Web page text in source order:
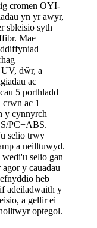
cromen OYI-
yn yr awyr,
sbleisio syth
Mae
dŵr, a
ac
5 porthladd
crwn ac 1
y cynnyrch
PC+ABS.
selio trwy
a neilltuwyd.
selio gan
y cauadau
heb
adeiladwaith y
a gellir ei
optegol.